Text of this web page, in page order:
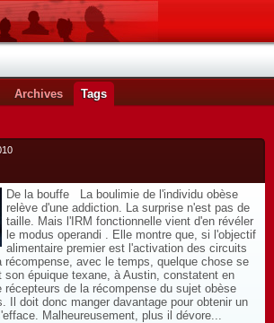
Archives Tags
De la bouffe La boulimie de l'individu obèse
relève d'une addiction. La surprise n'est pas de
taille. Mais l'IRM fonctionnelle vient d'en révéler
le modus operandi . Elle montre que, si l'objectif
alimentaire premier est l'activation des circuits
récompense, avec le temps, quelque chose se
épuique texane, à Austin, constatent en
récepteurs de la récompense du sujet obèse
Il doit donc manger davantage pour obtenir un
Malheureusement, plus il dévore...